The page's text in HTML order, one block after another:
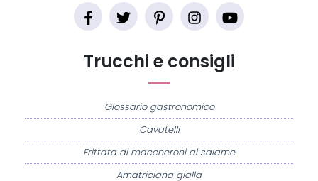
Trucchi e consigli
Glossario gastronomico
Cavatelli
Frittata di maccheroni al salame
Amatriciana gialla